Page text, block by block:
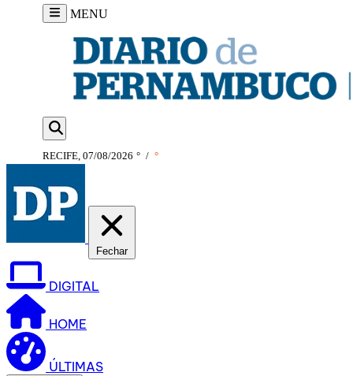
MENU
RECIFE, 07/08/2026 ° / °
Fechar
DIGITAL
HOME
ÚLTIMAS